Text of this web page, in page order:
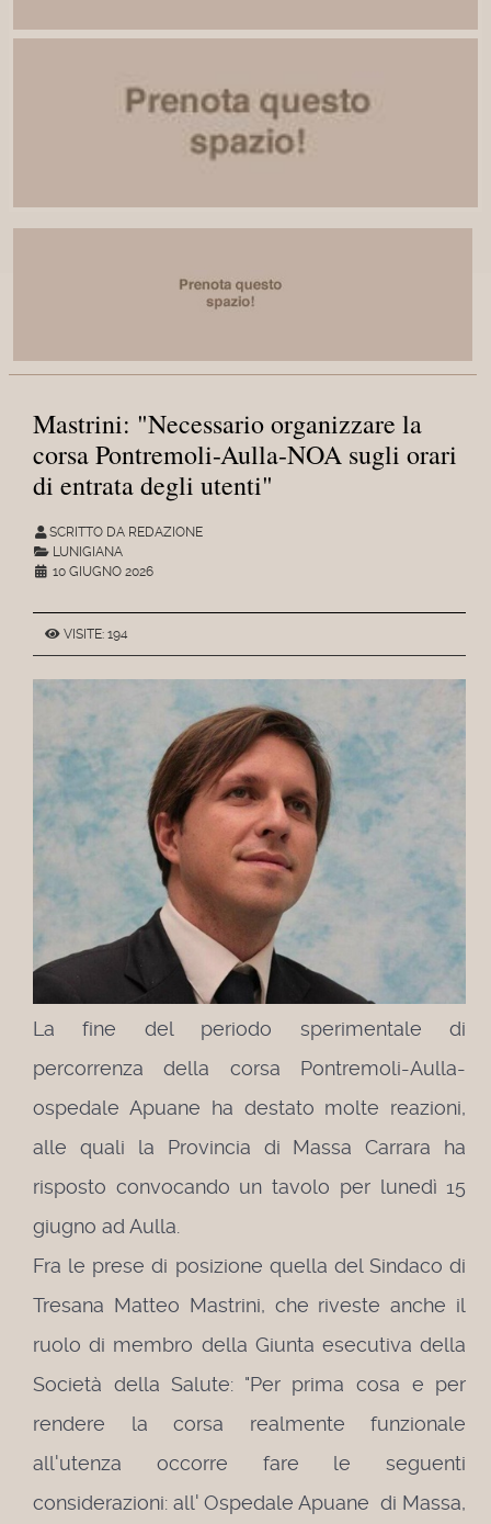
Mastrini: "Necessario organizzare la
corsa Pontremoli-Aulla-NOA sugli orari
di entrata degli utenti"
SCRITTO DA REDAZIONE
LUNIGIANA
10 GIUGNO 2026
VISITE: 194
La fine del periodo sperimentale di
percorrenza della corsa Pontremoli-Aulla-
ospedale Apuane ha destato molte reazioni,
alle quali la Provincia di Massa Carrara ha
risposto convocando un tavolo per lunedì 15
giugno ad Aulla.
Fra le prese di posizione quella del Sindaco di
Tresana Matteo Mastrini, che riveste anche il
ruolo di membro della Giunta esecutiva della
Società della Salute: "Per prima cosa e per
rendere la corsa realmente funzionale
all'utenza occorre fare le seguenti
considerazioni: all' Ospedale Apuane di Massa,